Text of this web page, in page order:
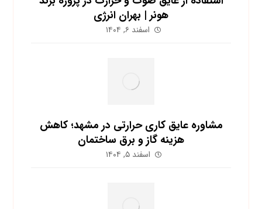
هونر | بهران انرژی
اسفند ۶, ۱۴۰۴
مشاوره عایق کاری حرارتی در مشهد؛ کاهش
هزینه گاز و برق ساختمان
اسفند ۵, ۱۴۰۴